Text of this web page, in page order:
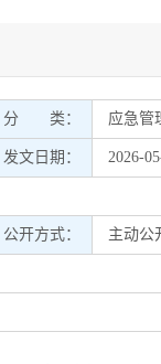
分 类： 应急管
发文日期： 2026-
公开方式： 主动公